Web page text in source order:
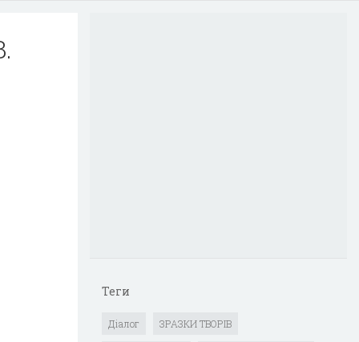
Теги
Діалог ЗРАЗКИ ТВОРІВ